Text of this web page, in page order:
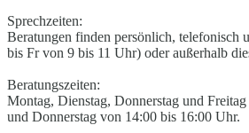
Sprechzeiten:
Beratungen finden persönlich, telefonisch
bis Fr von 9 bis 11 Uhr) oder außerhalb
Beratungszeiten:
Montag, Dienstag, Donnerstag und
und Donnerstag von 14:00 bis 16:00 Uhr.